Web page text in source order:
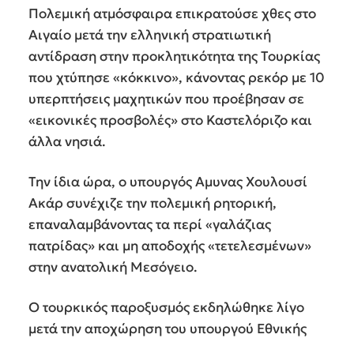
Πολεμική ατμόσφαιρα επικρατούσε χθες στο
Αιγαίο μετά την ελληνική στρατιωτική
αντίδραση στην προκλητικότητα της Τουρκίας
που χτύπησε «κόκκινο», κάνοντας ρεκόρ με 10
υπερπτήσεις μαχητικών που προέβησαν σε
«εικονικές προσβολές» στο Καστελόριζο και
άλλα νησιά.
Την ίδια ώρα, ο υπουργός Aμυνας Χουλουσί
Ακάρ συνέχιζε την πολεμική ρητορική,
επαναλαμβάνοντας τα περί «γαλάζιας
πατρίδας» και μη αποδοχής «τετελεσμένων»
στην ανατολική Μεσόγειο.
Ο τουρκικός παροξυσμός εκδηλώθηκε λίγο
μετά την αποχώρηση του υπουργού Εθνικής